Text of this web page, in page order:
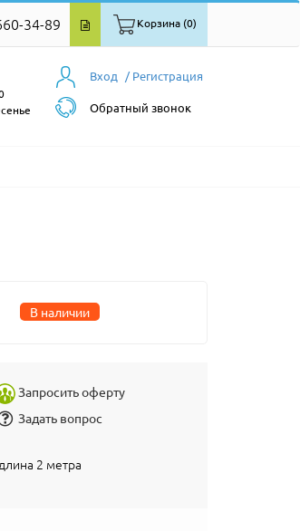
34-89 Корзина (0)
Вход / Регистрация
Обратный звонок
В наличии
Запросить оферту
Задать вопрос
2 метра